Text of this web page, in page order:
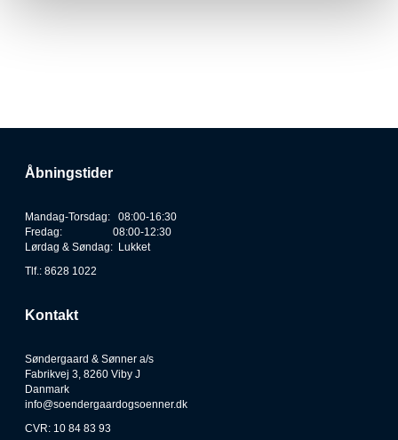
Åbningstider
Mandag-Torsdag: 08:00-16:30
Fredag: 08:00-12:30
Lørdag & Søndag: Lukket
Tlf.: 8628 1022
Kontakt
Søndergaard & Sønner a/s
Fabrikvej 3, 8260 Viby J
Danmark
info@soendergaardogsoenner.dk
CVR: 10 84 83 93